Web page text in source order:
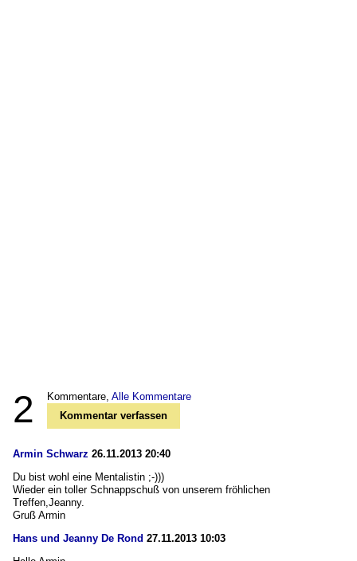
2 Kommentare, Alle Kommentare
Kommentar verfassen
Armin Schwarz 26.11.2013 20:40
Du bist wohl eine Mentalistin ;-)))
Wieder ein toller Schnappschuß von unserem fröhlichen
Treffen,Jeanny.
Gruß Armin
Hans und Jeanny De Rond 27.11.2013 10:03